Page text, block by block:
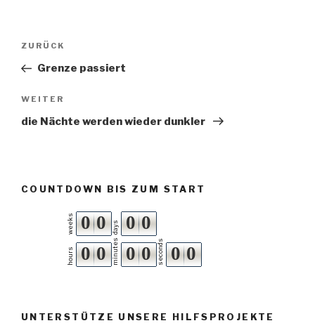
Beitrags-
Vorheriger
Beitrag
ZURÜCK
Grenze passiert
Nächster
Beitrag
WEITER
die Nächte werden wieder dunkler
COUNTDOWN BIS ZUM START
weeks 0 0 days 0 0
hours 0 0 minutes 0 0 seconds 0 0
UNTERSTÜTZE UNSERE HILFSPROJEKTE